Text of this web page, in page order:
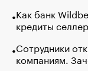
Как банк
кредиты
Сотрудники
компаниям.